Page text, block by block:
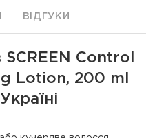
ВІДГУКИ
Control
Lotion, 200 ml